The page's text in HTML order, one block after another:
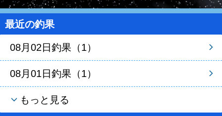
最近の釣果
08月02日釣果（1）
08月01日釣果（1）
もっと見る